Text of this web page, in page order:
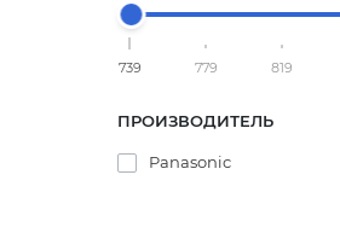
739 779 819
ПРОИЗВОДИТЕЛЬ
Panasonic